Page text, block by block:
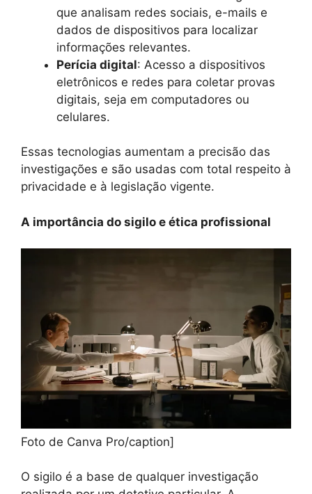
que analisam redes sociais, e-mails e
dados de dispositivos para localizar
informações relevantes.
Perícia digital: Acesso a dispositivos
eletrônicos e redes para coletar provas
digitais, seja em computadores ou
celulares.
Essas tecnologias aumentam a precisão das
investigações e são usadas com total respeito à
privacidade e à legislação vigente.
A importância do sigilo e ética profissional
Foto de Canva Pro/caption]
O sigilo é a base de qualquer investigação